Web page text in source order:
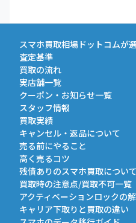
スマホ買取相場ドットコムが
査定基準
買取の流れ
実店舗一覧
クーポン・お知らせ一覧
スタッフ情報
買取実績
キャンセル・返品について
売る前にやること
高く売るコツ
残債ありのスマホ買取について
買取時の注意点/買取不可一覧
アクティベーションロックの
キャリア下取りと買取の違い